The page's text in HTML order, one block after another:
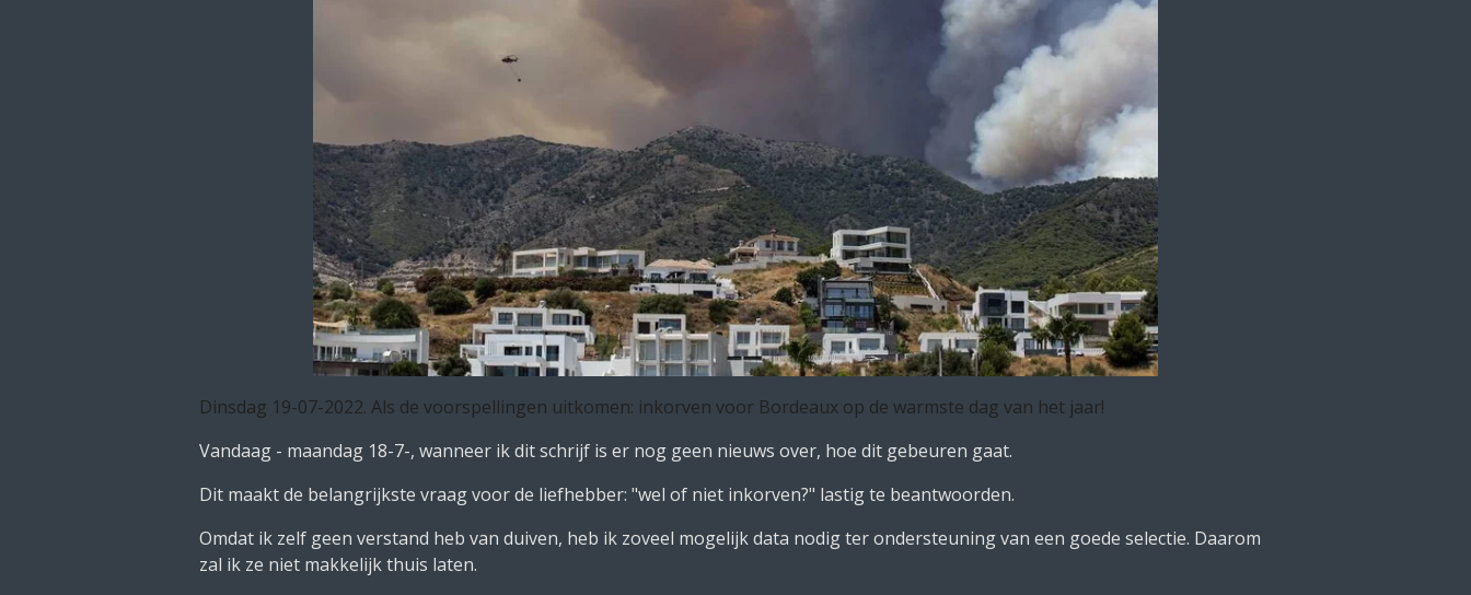
Dinsdag 19-07-2022. Als de voorspellingen uitkomen: inkorven voor Bordeaux op de warmste dag van het jaar!
Vandaag - maandag 18-7-, wanneer ik dit schrijf is er nog geen nieuws over, hoe dit gebeuren gaat.
Dit maakt de belangrijkste vraag voor de liefhebber: "wel of niet inkorven?" lastig te beantwoorden.
Omdat ik zelf geen verstand heb van duiven, heb ik zoveel mogelijk data nodig ter ondersteuning van een goede selectie. Daarom
zal ik ze niet makkelijk thuis laten.